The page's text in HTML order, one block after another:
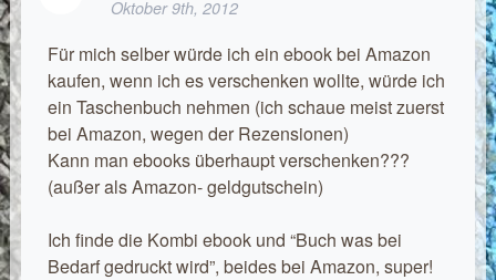
Oktober 9th, 2012
Für mich selber würde ich ein ebook bei Amazon
kaufen, wenn ich es verschenken wollte, würde ich
ein Taschenbuch nehmen (ich schaue meist zuerst
bei Amazon, wegen der Rezensionen)
Kann man ebooks überhaupt verschenken???
(außer als Amazon- geldgutschein)
Ich finde die Kombi ebook und “Buch was bei
Bedarf gedruckt wird”, beides bei Amazon, super!